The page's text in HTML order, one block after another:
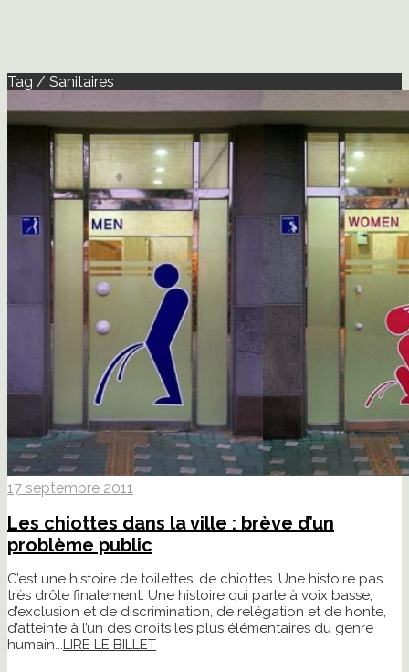
Tag / Sanitaires
17 septembre 2011
Les chiottes dans la ville : brève d’un
problème public
C’est une histoire de toilettes, de chiottes. Une histoire pas
très drôle finalement. Une histoire qui parle à voix basse,
d’exclusion et de discrimination, de relégation et de honte,
d’atteinte à l’un des droits les plus élémentaires du genre
humain...LIRE LE BILLET